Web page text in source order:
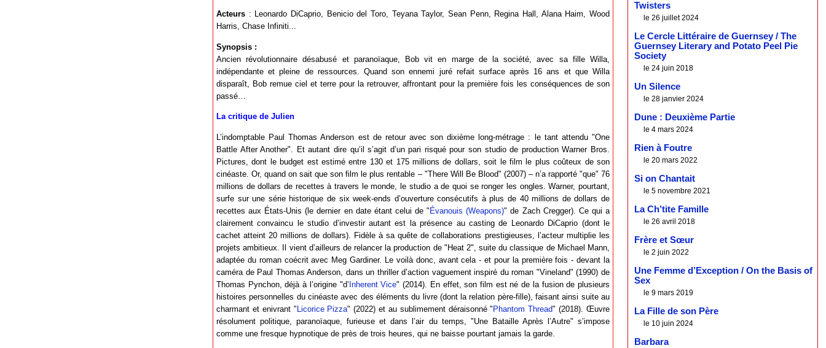
Acteurs : Leonardo DiCaprio, Benicio del Toro, Teyana Taylor, Sean Penn, Regina Hall, Alana Haim, Wood
Harris, Chase Infiniti...
Synopsis :
Ancien révolutionnaire désabusé et paranoïaque, Bob vit en marge de la société, avec sa fille Willa,
indépendante et pleine de ressources. Quand son ennemi juré refait surface après 16 ans et que Willa
disparaît, Bob remue ciel et terre pour la retrouver, affrontant pour la première fois les conséquences de son
passé…
La critique de Julien
L’indomptable Paul Thomas Anderson est de retour avec son dixième long-métrage : le tant attendu "One
Battle After Another". Et autant dire qu’il s’agit d’un pari risqué pour son studio de production Warner Bros.
Pictures, dont le budget est estimé entre 130 et 175 millions de dollars, soit le film le plus coûteux de son
cinéaste. Or, quand on sait que son film le plus rentable – "There Will Be Blood" (2007) – n’a rapporté "que" 76
millions de dollars de recettes à travers le monde, le studio a de quoi se ronger les ongles. Warner, pourtant,
surfe sur une série historique de six week-ends d’ouverture consécutifs à plus de 40 millions de dollars de
recettes aux États-Unis (le dernier en date étant celui de "Évanouis (Weapons)" de Zach Cregger). Ce qui a
clairement convaincu le studio d’investir autant est la présence au casting de Leonardo DiCaprio (dont le
cachet atteint 20 millions de dollars). Fidèle à sa quête de collaborations prestigieuses, l’acteur multiplie les
projets ambitieux. Il vient d’ailleurs de relancer la production de "Heat 2", suite du classique de Michael Mann,
adaptée du roman coécrit avec Meg Gardiner. Le voilà donc, avant cela - et pour la première fois - devant la
caméra de Paul Thomas Anderson, dans un thriller d’action vaguement inspiré du roman "Vineland" (1990) de
Thomas Pynchon, déjà à l’origine "d’Inherent Vice" (2014). En effet, son film est né de la fusion de plusieurs
histoires personnelles du cinéaste avec des éléments du livre (dont la relation père-fille), faisant ainsi suite au
charmant et enivrant "Licorice Pizza" (2022) et au sublimement déraisonné "Phantom Thread" (2018). Œuvre
résolument politique, paranoïaque, furieuse et dans l’air du temps, "Une Bataille Après l’Autre" s’impose
comme une fresque hypnotique de près de trois heures, qui ne baisse pourtant jamais la garde.
Twisters
le 26 juillet 2024
Le Cercle Littéraire de Guernsey / The
Guernsey Literary and Potato Peel Pie
Society
le 24 juin 2018
Un Silence
le 28 janvier 2024
Dune : Deuxième Partie
le 4 mars 2024
Rien à Foutre
le 20 mars 2022
Si on Chantait
le 5 novembre 2021
La Ch’tite Famille
le 26 avril 2018
Frère et Sœur
le 2 juin 2022
Une Femme d’Exception / On the Basis of
Sex
le 9 mars 2019
La Fille de son Père
le 10 juin 2024
Barbara